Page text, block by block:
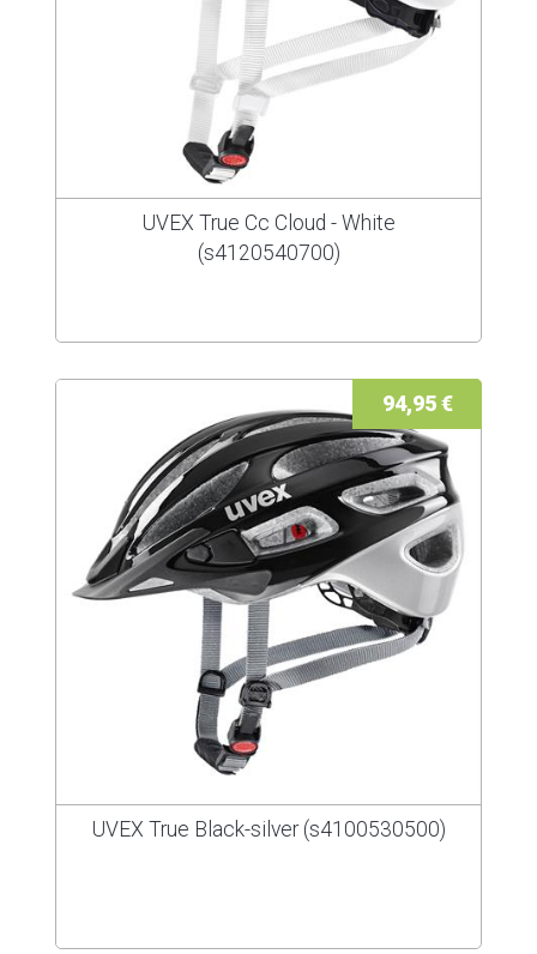
UVEX True Cc Cloud - White
(s4120540700)
94,95 €
UVEX True Black-silver (s4100530500)